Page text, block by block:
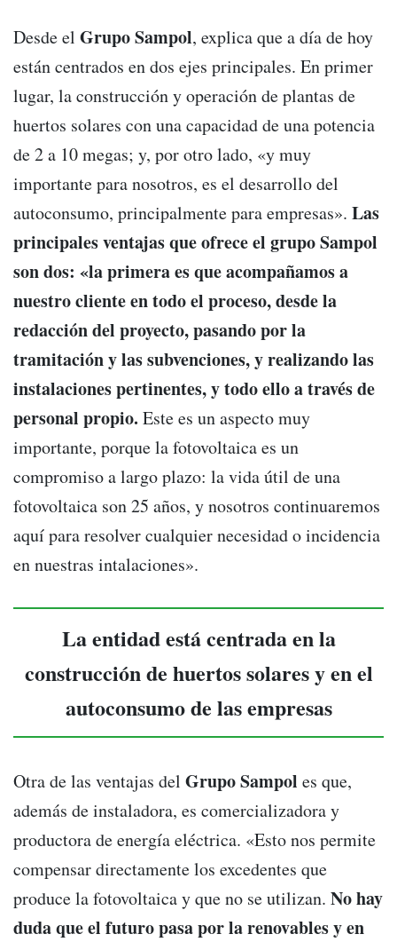
Desde el Grupo Sampol, explica que a día de hoy
están centrados en dos ejes principales. En primer
lugar, la construcción y operación de plantas de
huertos solares con una capacidad de una potencia
de 2 a 10 megas; y, por otro lado, «y muy
importante para nosotros, es el desarrollo del
autoconsumo, principalmente para empresas». Las
principales ventajas que ofrece el grupo Sampol
son dos: «la primera es que acompañamos a
nuestro cliente en todo el proceso, desde la
redacción del proyecto, pasando por la
tramitación y las subvenciones, y realizando las
instalaciones pertinentes, y todo ello a través de
personal propio. Este es un aspecto muy
importante, porque la fotovoltaica es un
compromiso a largo plazo: la vida útil de una
fotovoltaica son 25 años, y nosotros continuaremos
aquí para resolver cualquier necesidad o incidencia
en nuestras intalaciones».
La entidad está centrada en la
construcción de huertos solares y en el
autoconsumo de las empresas
Otra de las ventajas del Grupo Sampol es que,
además de instaladora, es comercializadora y
productora de energía eléctrica. «Esto nos permite
compensar directamente los excedentes que
produce la fotovoltaica y que no se utilizan. No hay
duda que el futuro pasa por la renovables y en